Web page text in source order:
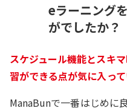
eラーニング
がでしたか？
スケジュール機能とスキ
習ができる点が気に入って
ManaBunで一番はじめに